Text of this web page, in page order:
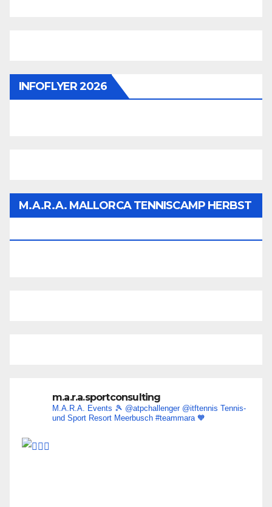
INFOFLYER 2026
M.A.R.A. MALLORCA TENNISCAMP HERBST
m.a.r.a.sportconsulting
M.A.R.A. Events 🎾 @atpchallenger @itftennis Tennis-
und Sport Resort Meerbusch #teammara 🧡